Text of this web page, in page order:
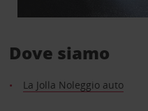
Dove siamo
La Jolla Noleggio auto